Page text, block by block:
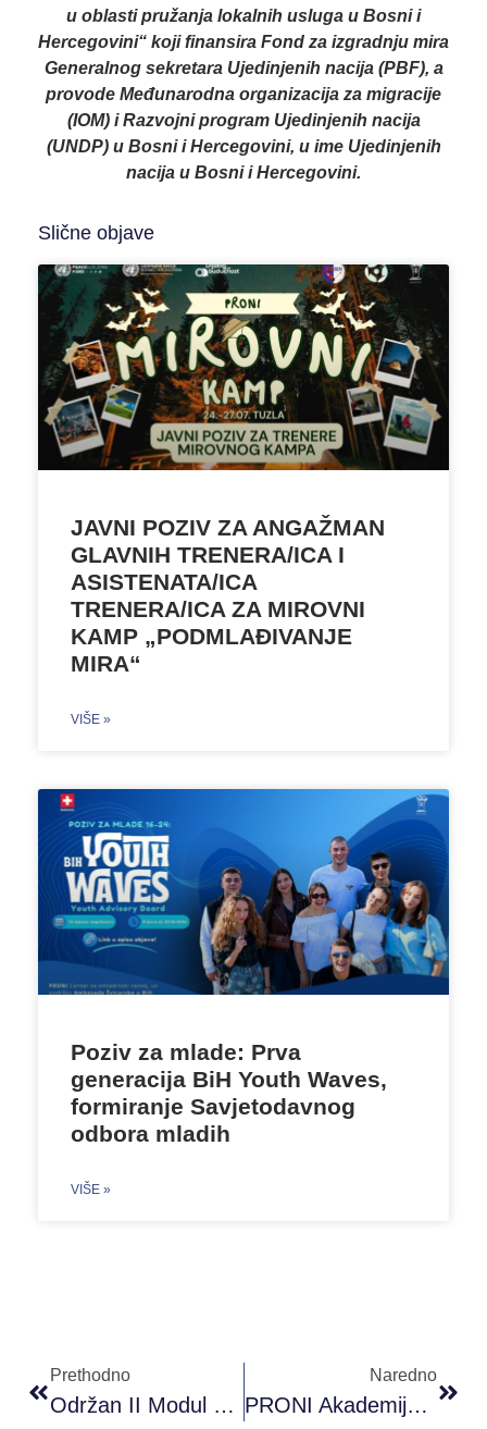
u oblasti pružanja lokalnih usluga u Bosni i
Hercegovini“ koji finansira Fond za izgradnju mira
Generalnog sekretara Ujedinjenih nacija (PBF), a
provode Međunarodna organizacija za migracije
(IOM) i Razvojni program Ujedinjenih nacija
(UNDP) u Bosni i Hercegovini, u ime Ujedinjenih
nacija u Bosni i Hercegovini.
Slične objave
JAVNI POZIV ZA ANGAŽMAN
GLAVNIH TRENERA/ICA I
ASISTENATA/ICA
TRENERA/ICA ZA MIROVNI
KAMP „PODMLAĐIVANJE
MIRA“
VIŠE »
Poziv za mlade: Prva
generacija BiH Youth Waves,
formiranje Savjetodavnog
odbora mladih
VIŠE »
Prethodno
Održan II Modul PRONI Akademije Omladinskog Aktivizma
Naredno
PRONI Akademija Omladinskog Aktivizma – Mentorska Sesija Modula I